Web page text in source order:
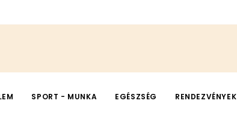
SPORT - MUNKA EGÉSZSÉG RENDEZVÉNYEK